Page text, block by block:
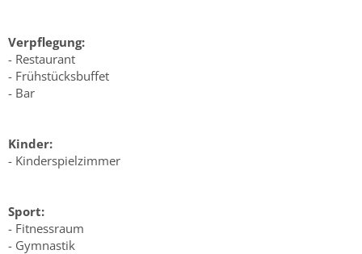
Verpflegung:
- Restaurant
- Frühstücksbuffet
- Bar
Kinder:
- Kinderspielzimmer
Sport:
- Fitnessraum
- Gymnastik